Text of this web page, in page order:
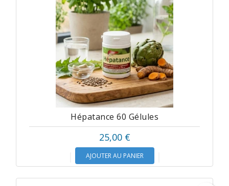
Hépatance 60 Gélules
25,00 €
AJOUTER AU PANIER